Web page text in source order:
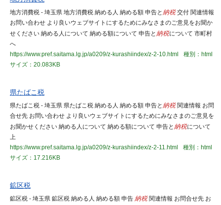
地方消費税 - 埼玉県 地方消費税 納める人 納める額 申告と 納税 交付 関連情報
お問い合わせ より良いウェブサイトにするためにみなさまのご意見をお聞か
せください 納める人について 納める額について 申告と 納税について 市町村
へ
https://www.pref.saitama.lg.jp/a0209/z-kurashiindex/z-2-10.html
種別：html
サイズ：20.083KB
県たばこ税
県たばこ税 - 埼玉県 県たばこ税 納める人 納める額 申告と 納税 関連情報 お問
合せ先 お問い合わせ より良いウェブサイトにするためにみなさまのご意見を
お聞かせください 納める人について 納める額について 申告と 納税について
上
https://www.pref.saitama.lg.jp/a0209/z-kurashiindex/z-2-11.html
種別：html
サイズ：17.216KB
鉱区税
鉱区税 - 埼玉県 鉱区税 納める人 納める額 申告 納税 関連情報 お問合せ先 お